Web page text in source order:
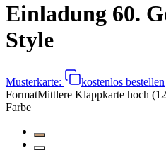
Einladung 60.
Style
Musterkarte:
kostenlos bestellen
FormatMittlere Klappkarte hoch
Farbe